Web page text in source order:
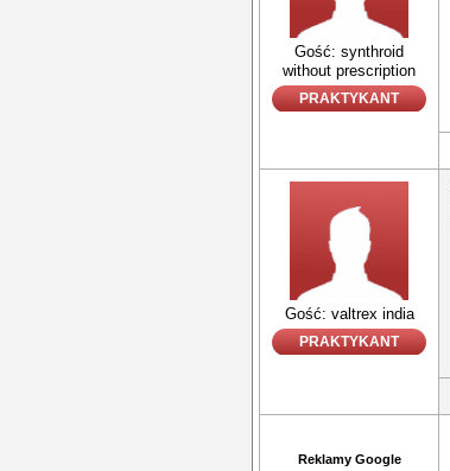
Gość: synthroid
without prescription
PRAKTYKANT
Gość: valtrex india
PRAKTYKANT
Reklamy Google